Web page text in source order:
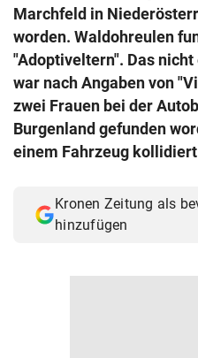
search
Suchbegriff
eingeben
© Krone Multimedia GmbH &
Muthgasse 2, 1190 Wien
Marchfeld in
worden. Waldohreulen
"Adoptiveltern". Das
war nach Angaben von
zwei Frauen bei der
Burgenland gefunden
einem Fahrzeug
Kronen Zeitung als
hinzufügen